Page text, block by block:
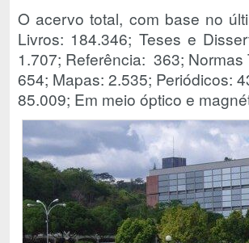
O acervo total, com base no
Livros: 184.346; Teses e
1.707; Referência: 363;
654; Mapas: 2.535; Periódicos:
85.009; Em meio óptico e